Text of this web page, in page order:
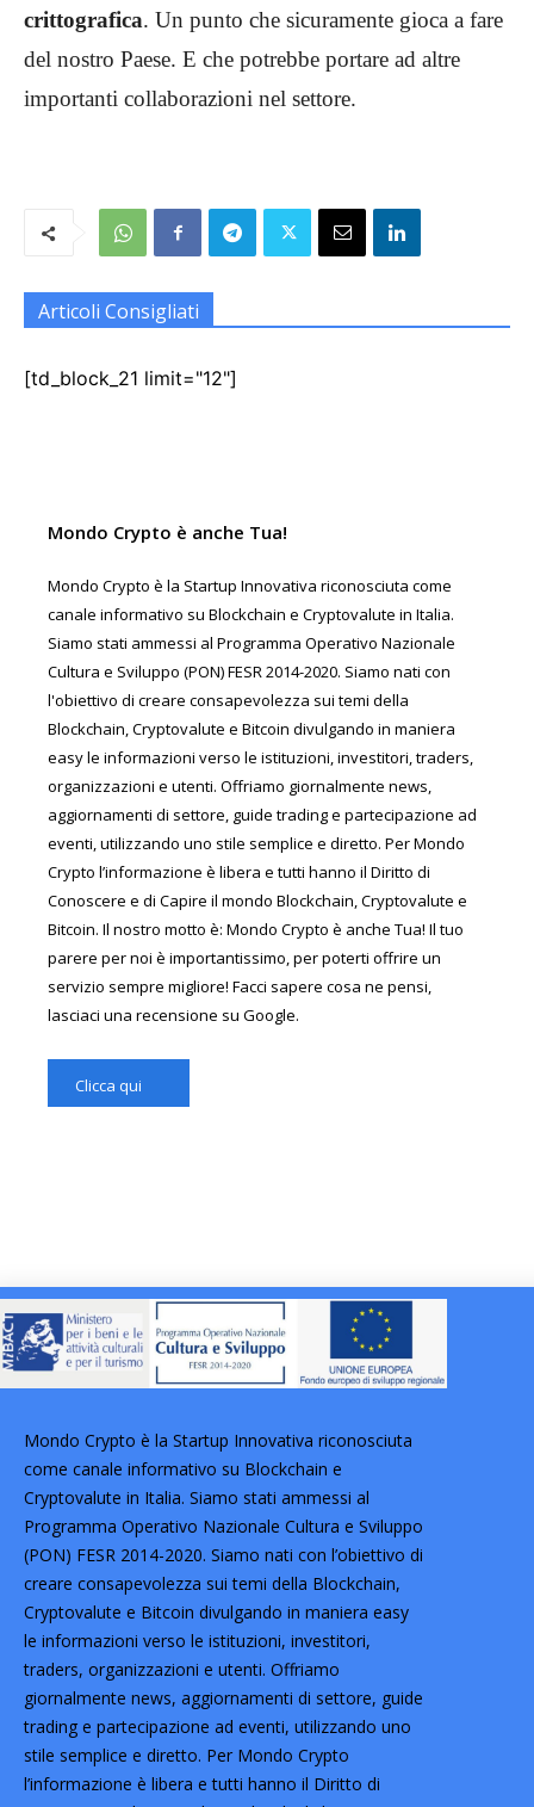
crittografica. Un punto che sicuramente gioca a fare
del nostro Paese. E che potrebbe portare ad altre
importanti collaborazioni nel settore.
Articoli Consigliati
[td_block_21 limit="12"]
Mondo Crypto è anche Tua!
Mondo Crypto è la Startup Innovativa riconosciuta come
canale informativo su Blockchain e Cryptovalute in Italia.
Siamo stati ammessi al Programma Operativo Nazionale
Cultura e Sviluppo (PON) FESR 2014-2020. Siamo nati con
l'obiettivo di creare consapevolezza sui temi della
Blockchain, Cryptovalute e Bitcoin divulgando in maniera
easy le informazioni verso le istituzioni, investitori, traders,
organizzazioni e utenti. Offriamo giornalmente news,
aggiornamenti di settore, guide trading e partecipazione ad
eventi, utilizzando uno stile semplice e diretto. Per Mondo
Crypto l’informazione è libera e tutti hanno il Diritto di
Conoscere e di Capire il mondo Blockchain, Cryptovalute e
Bitcoin. Il nostro motto è: Mondo Crypto è anche Tua! Il tuo
parere per noi è importantissimo, per poterti offrire un
servizio sempre migliore! Facci sapere cosa ne pensi,
lasciaci una recensione su Google.
Clicca qui
Mondo Crypto è la Startup Innovativa riconosciuta
come canale informativo su Blockchain e
Cryptovalute in Italia. Siamo stati ammessi al
Programma Operativo Nazionale Cultura e Sviluppo
(PON) FESR 2014-2020. Siamo nati con l’obiettivo di
creare consapevolezza sui temi della Blockchain,
Cryptovalute e Bitcoin divulgando in maniera easy
le informazioni verso le istituzioni, investitori,
traders, organizzazioni e utenti. Offriamo
giornalmente news, aggiornamenti di settore, guide
trading e partecipazione ad eventi, utilizzando uno
stile semplice e diretto. Per Mondo Crypto
l’informazione è libera e tutti hanno il Diritto di